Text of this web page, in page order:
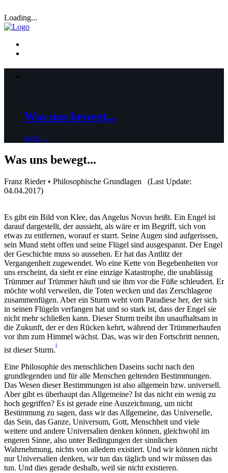
Loading...
Was uns bewegt...
mehr ...
Was uns bewegt...
Franz Rieder • Philosophische Grundlagen (Last Update:
04.04.2017)
Es gibt ein Bild von Klee, das Angelus Novus heißt. Ein Engel ist
darauf dargestellt, der aussieht, als wäre er im Begriff, sich von
etwas zu entfernen, worauf er starrt. Seine Augen sind aufgerissen,
sein Mund steht offen und seine Flügel sind ausgespannt. Der Engel
der Geschichte muss so aussehen. Er hat das Antlitz der
Vergangenheit zugewendet. Wo eine Kette von Begebenheiten vor
uns erscheint, da sieht er eine einzige Katastrophe, die unablässig
Trümmer auf Trümmer häuft und sie ihm vor die Füße schleudert. Er
möchte wohl verweilen, die Toten wecken und das Zerschlagene
zusammenfügen. Aber ein Sturm weht vom Paradiese her, der sich
in seinen Flügeln verfangen hat und so stark ist, dass der Engel sie
nicht mehr schließen kann. Dieser Sturm treibt ihn unaufhaltsam in
die Zukunft, der er den Rücken kehrt, während der Trümmerhaufen
vor ihm zum Himmel wächst. Das, was wir den Fortschritt nennen,
ist dieser Sturm.
i
Eine Philosophie des menschlichen Daseins sucht nach den
grundlegenden und für alle Menschen geltenden Bestimmungen.
Das Wesen dieser Bestimmungen ist also allgemein bzw. universell.
Aber gibt es überhaupt das Allgemeine? Ist das nicht ein wenig zu
hoch gegriffen? Es ist gerade eine Auszeichnung, um nicht
Bestimmung zu sagen, dass wir das Allgemeine, das Universelle,
das Sein, das Ganze, Universum, Gott, Menschheit und viele
weitere und andere Universalien denken können, gleichwohl im
engeren Sinne, also unter Bedingungen der sinnlichen
Wahrnehmung, nichts von alledem existiert. Und wir können nicht
nur Universalien denken, wir tun das täglich und wir müssen das
tun. Und dies gerade deshalb, weil sie nicht existieren.